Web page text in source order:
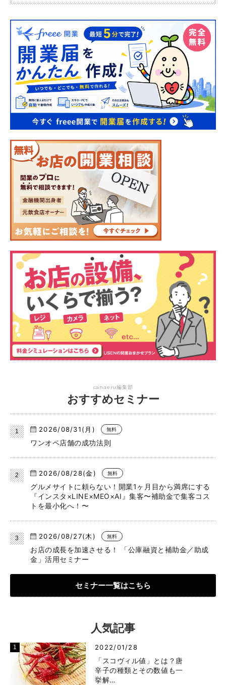
canaeru編集部
おすすめセミナー
2026/08/31(月) 無料
ワンオペ店舗の成功法則
2026/08/28(金) 無料
グルメサイトに頼らない！開業1ヶ月目から満席にする
『インスタ×LINE×MEO×AI』集客〜補助金で集客コス
トを最小化へ！〜
2026/08/27(木) 無料
お店の成長を加速させる！ 「公庫融資と補助金／助成
金」活用セミナー
セミナー一覧はこちら
人気記事
2022/01/28
「スコヴィル値」とは？唐
辛子の種類とその数値も一
挙解…